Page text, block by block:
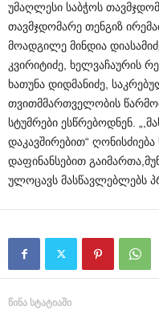
უმაღლესი საბჭოს
თავმჯდომარე თენგიზ
მოადგილე მინდია
კვირიტიძე, ხელვაჩაურის
ხათუნა დიდმანიძე,
თვითმმართველობის
სტუმრები ესწრებოდნენ.
დაკავშირებით“
დაფინანსებით
ულოცავს მასწავლებლებს
წინა სტატიაში